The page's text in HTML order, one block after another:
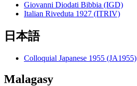
Giovanni Diodati Bibbia (IGD)
Italian Riveduta 1927 (ITRIV)
日本語
Colloquial Japanese 1955 (JA1955)
Malagasy